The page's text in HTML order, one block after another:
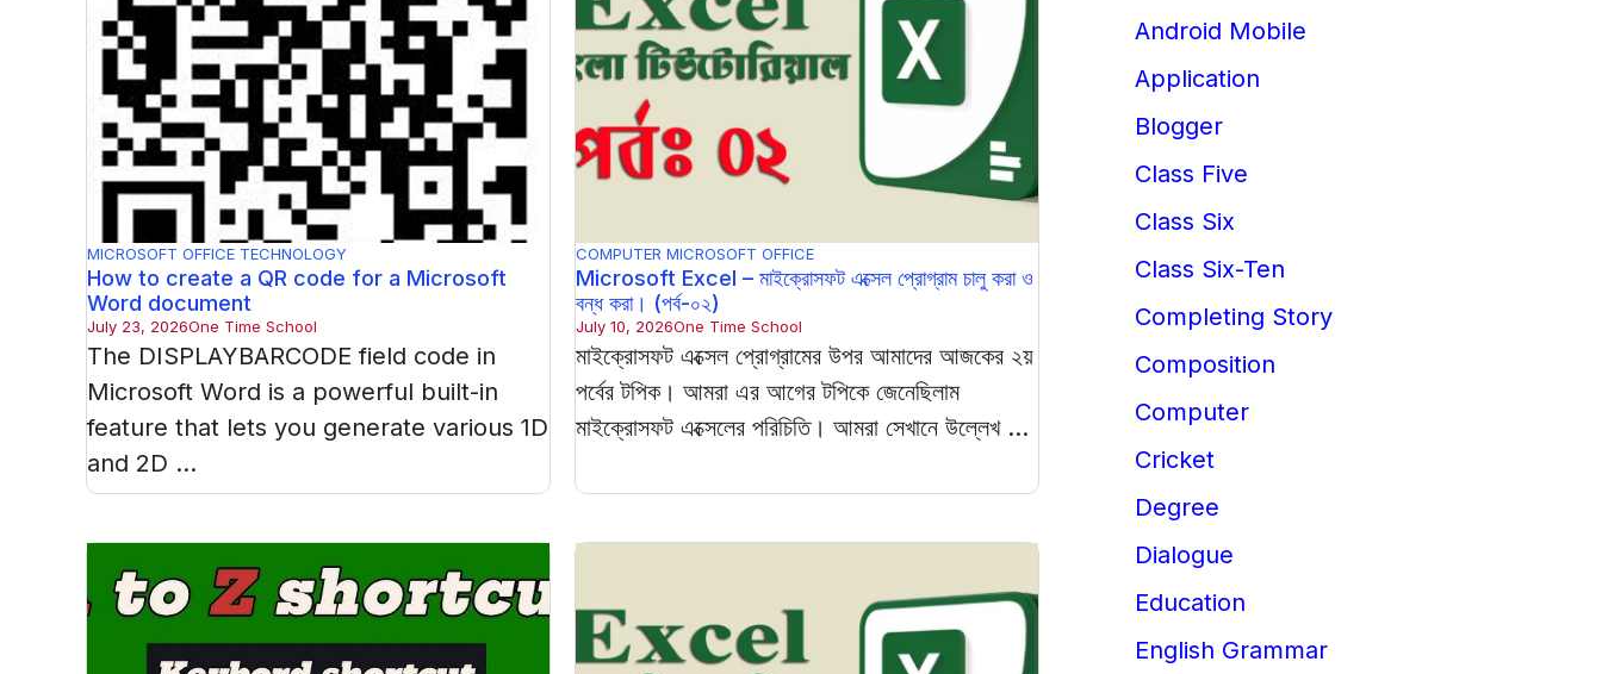
MICROSOFT OFFICE TECHNOLOGY
How to create a QR code for a Microsoft
Word document
July 23, 2026One Time School
The DISPLAYBARCODE field code in
Microsoft Word is a powerful built-in
feature that lets you generate various 1D
and 2D ...
COMPUTER MICROSOFT OFFICE
Microsoft Excel – মাইক্রোসফট এক্সেল প্রোগ্রাম চালু করা ও
বন্ধ করা। (পর্ব-০২)
July 10, 2026One Time School
মাইক্রোসফট এক্সেল প্রোগ্রামের উপর আমাদের আজকের ২য়
পর্বের টপিক। আমরা এর আগের টপিকে জেনেছিলাম
মাইক্রোসফট এক্সেলের পরিচিতি। আমরা সেখানে উল্লেখ ...
Android Mobile
Application
Blogger
Class Five
Class Six
Class Six-Ten
Completing Story
Composition
Computer
Cricket
Degree
Dialogue
Education
English Grammar